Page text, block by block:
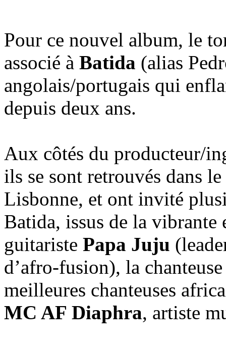
Pour ce nouvel album, le
associé à Batida (alias
angolais/portugais qui
depuis deux ans.
Aux côtés du producteur/
ils se sont retrouvés dans
Lisbonne, et ont invité
Batida, issus de la vibrante
guitariste Papa Juju
d’afro-fusion), la
meilleures chanteuses
MC AF Diaphra, artiste